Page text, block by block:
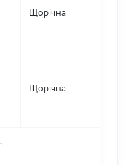
Щорічна
Щорічна